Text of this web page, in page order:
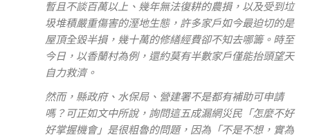
暫且不談百萬以上、幾年無法復耕的農損，以及受到垃
圾堆積嚴重傷害的溼地生態，許多家戶如今最迫切的是
屋頂全毀半損，幾十萬的修繕經費卻不知去哪籌。時至
今日，以香蘭村為例，還約莫有半數家戶僅能抬頭望天
自力救濟。
然而，縣政府、水保局、營建署不是都有補助可申請
嗎？可正如文中所說，詢問這五成漏網災民「怎麼不好
好掌握機會」是很粗魯的問題，因為「不是不想，實為